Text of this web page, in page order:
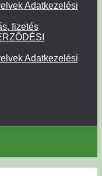
Adatkezelési
fizetés
Adatkezelési